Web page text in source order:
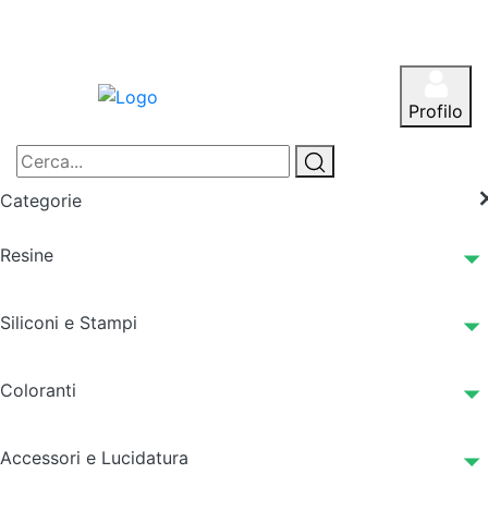
Profilo
Categorie
Resine
Siliconi e Stampi
Coloranti
Accessori e Lucidatura